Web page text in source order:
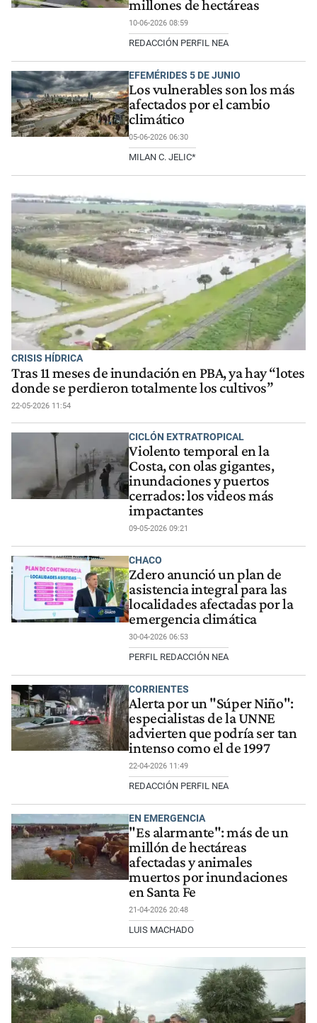
millones de hectáreas
10-06-2026 08:59
REDACCIÓN PERFIL NEA
EFEMÉRIDES 5 DE JUNIO
Los vulnerables son los más
afectados por el cambio
climático
05-06-2026 06:30
MILAN C. JELIC*
CRISIS HÍDRICA
Tras 11 meses de inundación en PBA, ya hay “lotes
donde se perdieron totalmente los cultivos”
22-05-2026 11:54
CICLÓN EXTRATROPICAL
Violento temporal en la
Costa, con olas gigantes,
inundaciones y puertos
cerrados: los videos más
impactantes
09-05-2026 09:21
CHACO
Zdero anunció un plan de
asistencia integral para las
localidades afectadas por la
emergencia climática
30-04-2026 06:53
PERFIL REDACCIÓN NEA
CORRIENTES
Alerta por un "Súper Niño":
especialistas de la UNNE
advierten que podría ser tan
intenso como el de 1997
22-04-2026 11:49
REDACCIÓN PERFIL NEA
EN EMERGENCIA
"Es alarmante": más de un
millón de hectáreas
afectadas y animales
muertos por inundaciones
en Santa Fe
21-04-2026 20:48
LUIS MACHADO